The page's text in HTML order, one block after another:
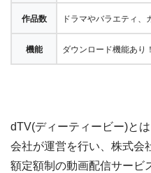
作品数 ドラマやバラエティ、
機能 ダウンロード機能あり
dTV(ディーティービー)と
会社が運営を行い、株式会
額定額制の動画配信サービ